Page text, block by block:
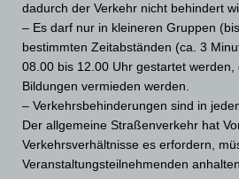
dadurch der Verkehr nicht behindert
– Es darf nur in kleineren Gruppen
bestimmten Zeitabständen (ca. 3
08.00 bis 12.00 Uhr gestartet werden,
Bildungen vermieden werden.
– Verkehrsbehinderungen sind in
Der allgemeine Straßenverkehr hat
Verkehrsverhältnisse es erfordern,
Veranstaltungsteilnehmenden